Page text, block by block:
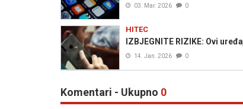
03. Mar. 2026 0
HITEC
IZBJEGNITE RIZIKE: Ovi
14. Jan. 2026 0
Komentari - Ukupno 0